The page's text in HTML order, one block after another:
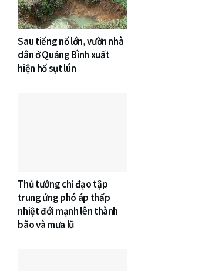
Sau tiếng nổ lớn, vườn nhà
dân ở Quảng Bình xuất
hiện hố sụt lún
Thủ tướng chỉ đạo tập
trung ứng phó áp thấp
nhiệt đới mạnh lên thành
bão và mưa lũ